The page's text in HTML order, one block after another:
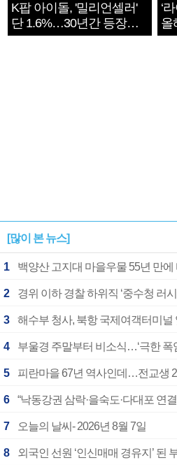
K팝 아이돌, '밀리언셀러'
단 1.6%…30년간 등장
1182개팀 전수조사
‘
올
확
[많이 본 뉴스]
1 백양산 고지대 마을우물 55년 만에
2 경위 이하 경찰 하위직 ‘중수청 러
3 해수부 청사, 북항 국제여객터미널
4 부울경 주말부터 비소식…‘극한 폭
5 피란마을 67년 역사인데…전교생
6 “낙동강권 삼락·을숙도·다대포 연
7 오늘의 날씨- 2026년 8월 7일
8 외국인 선원 ‘인신매매 경유지’ 된